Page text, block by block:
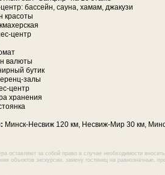
бассейн, сауна, хамам, джакузи
красоты
центр
валюты
бутик
залы
центр
хранения
Минск-Несвиж 120 км, Несвиж-Мир 30 км,
оставляют за собой право в случае необходимости
объектов экскурсии, замену гостиниц на равнозначные,